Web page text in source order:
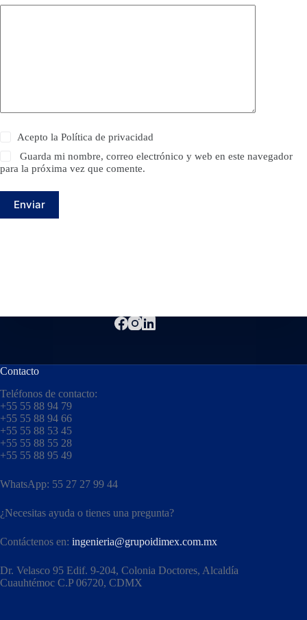
Acepto laPolítica de privacidad
Guarda mi nombre, correo electrónico y web en este navegador
para la próxima vez que comente.
Enviar
Contacto
Teléfonos de contacto:
+55 55 88 94 79
+55 55 88 94 66
+55 55 88 53 45
+55 55 88 55 28
+55 55 88 95 49
WhatsApp: 55 27 27 99 44
¿Necesitas ayuda o tienes una pregunta?
Contáctenos en: ingenieria@grupoidimex.com.mx
Dr. Velasco 95 Edif. 9-204, Colonia Doctores, Alcaldía
Cuauhtémoc C.P 06720, CDMX​